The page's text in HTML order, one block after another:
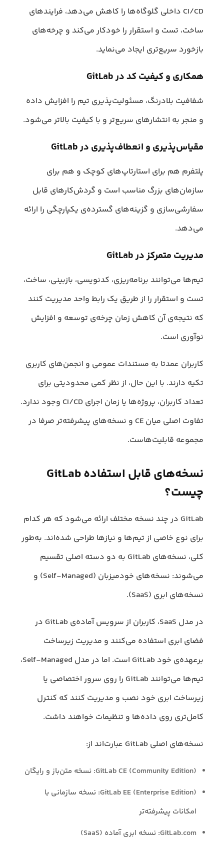
CI/CD داخلی گلوگاه‌ها را کاهش می‌دهد، فرایندهای
ساخت، تست و استقرار را خودکار می‌کند و چرخه‌های
بازخورد سریع‌تری ایجاد می‌نماید.
همکاری و کیفیت کد در GitLab
شفافیت بلادرنگ، مسئولیت‌پذیری تیم را افزایش داده
و منجر به انتشارهای سریع‌تر و با کیفیت بالاتر می‌شود.
مقیاس‌پذیری و انعطاف‌پذیری در GitLab
پلتفرم هم برای استارتاپ‌های کوچک و هم برای
سازمان‌های بزرگ مناسب است و گردش‌کارهای قابل
سفارشی‌سازی و گزینه‌های گسترده‌ی یکپارچگی را ارائه
می‌دهد.
مدیریت متمرکز در GitLab
تیم‌ها می‌توانند برنامه‌ریزی، کدنویسی، بازبینی، ساخت،
تست و استقرار را از طریق یک رابط واحد مدیریت کنند
که نتیجه‌ی آن کاهش زمان چرخه‌ی توسعه و افزایش
نوآوری است.
کاربران عمدتا به مستندات عمومی و انجمن‌های کاربری
تکیه دارند. با این حال، از نظر کمی محدودیتی برای
تعداد کاربران، پروژه‌ها یا زمان اجرای CI/CD وجود ندارد.
تفاوت اصلی میان CE و نسخه‌های پیشرفته‌تر صرفا در
مجموعه قابلیت‌هاست.
نسخه‌های قابل استفاده GitLab
چیست؟
GitLab در چند نسخه مختلف ارائه می‌شود که هر کدام
برای نوع خاصی از تیم‌ها و نیازها طراحی شده‌اند. به‌طور
کلی، نسخه‌های GitLab به دو دسته اصلی تقسیم
می‌شوند: نسخه‌های خودمیزبان (Self-Managed) و
نسخه‌های ابری (SaaS).
در مدل SaaS، کاربران از سرویس آماده‌ی GitLab در
فضای ابری استفاده می‌کنند و مدیریت زیرساخت
برعهده‌ی خود GitLab است. اما در مدل Self-Managed،
تیم‌ها می‌توانند GitLab را روی سرور اختصاصی یا
زیرساخت ابری خود نصب و مدیریت کنند که کنترل
کامل‌تری روی داده‌ها و تنظیمات خواهند داشت.
نسخه‌های اصلی GitLab عبارت‌اند از:
GitLab CE (Community Edition): نسخه متن‌باز و رایگان
GitLab EE (Enterprise Edition): نسخه سازمانی با
امکانات پیشرفته‌تر
GitLab.com: نسخه ابری آماده (SaaS)